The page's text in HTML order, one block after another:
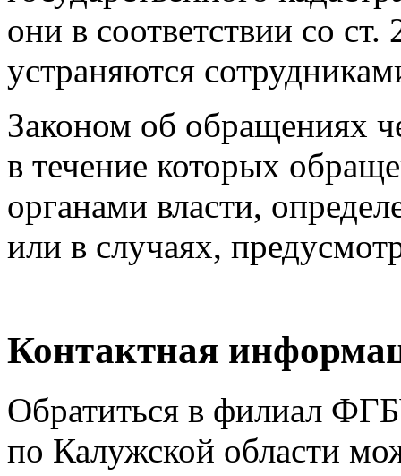
они в соответствии со ст.
устраняются
Законом об обращениях
в течение которых
органами власти,
или в случаях,
Контактная
Обратиться в филиал
по Калужской области